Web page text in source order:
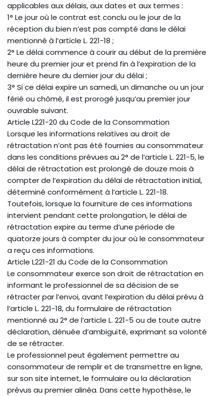
applicables aux délais, aux dates et aux termes :
1° Le jour où le contrat est conclu ou le jour de la
réception du bien n’est pas compté dans le délai
mentionné à l’article L. 221-18 ;
2° Le délai commence à courir au début de la première
heure du premier jour et prend fin à l’expiration de la
dernière heure du dernier jour du délai ;
3° Si ce délai expire un samedi, un dimanche ou un jour
férié ou chômé, il est prorogé jusqu’au premier jour
ouvrable suivant.
Article L221-20 du Code de la Consommation
Lorsque les informations relatives au droit de
rétractation n’ont pas été fournies au consommateur
dans les conditions prévues au 2° de l’article L. 221-5, le
délai de rétractation est prolongé de douze mois à
compter de l’expiration du délai de rétractation initial,
déterminé conformément à l’article L. 221-18.
Toutefois, lorsque la fourniture de ces informations
intervient pendant cette prolongation, le délai de
rétractation expire au terme d’une période de
quatorze jours à compter du jour où le consommateur
a reçu ces informations.
Article L221-21 du Code de la Consommation
Le consommateur exerce son droit de rétractation en
informant le professionnel de sa décision de se
rétracter par l’envoi, avant l’expiration du délai prévu à
l’article L. 221-18, du formulaire de rétractation
mentionné au 2° de l’article L. 221-5 ou de toute autre
déclaration, dénuée d’ambiguïté, exprimant sa volonté
de se rétracter.
Le professionnel peut également permettre au
consommateur de remplir et de transmettre en ligne,
sur son site internet, le formulaire ou la déclaration
prévus au premier alinéa. Dans cette hypothèse, le